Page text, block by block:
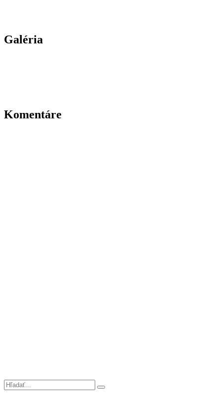
Galéria
Komentáre